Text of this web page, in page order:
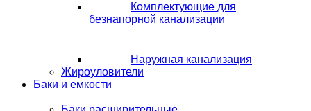
Комплектующие для
безнапорной канализации
Наружная канализация
Жироуловители
Баки и емкости